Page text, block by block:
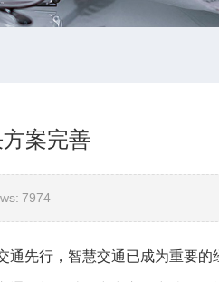
案完善
7974
先行，智慧交通已成为重要的